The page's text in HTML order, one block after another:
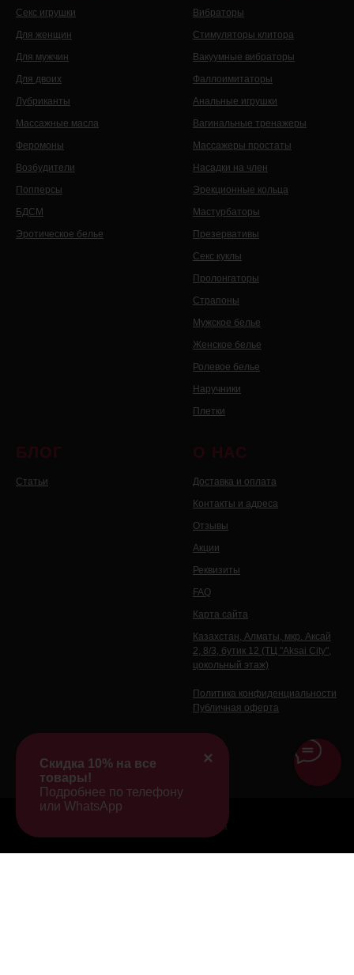
×
Скидка 10% на все
товары!
Подробнее по телефону
или WhatsApp
Секс игрушки
Для женщин
Для мужчин
Для двоих
Лубриканты
Массажные масла
Феромоны
Возбудители
Попперсы
БДСМ
Эротическое белье
Вибраторы
Стимуляторы клитора
Вакуумные вибраторы
Фаллоимитаторы
Анальные игрушки
Вагинальные тренажеры
Массажеры простаты
Насадки на член
Эрекционные кольца
Мастурбаторы
Презервативы
Секс куклы
Пролонгаторы
Страпоны
Мужское белье
Женское белье
Ролевое белье
Наручники
Плетки
БЛОГ
Статьи
О НАС
Доставка и оплата
Контакты и адреса
Отзывы
Акции
Реквизиты
FAQ
Карта сайта
Казахстан, Алматы, мкр. Аксай
2, 8/3, бутик 12 (ТЦ "Aksai City",
цокольный этаж)
Политика конфиденциальности
Публичная оферта
Tilda